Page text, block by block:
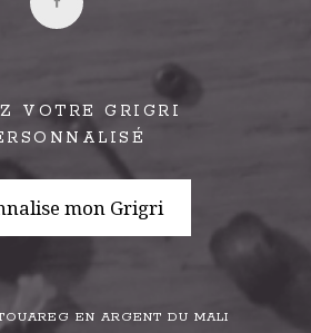
VOTRE GRIGRI
mon Grigri
EN ARGENT DU MALI